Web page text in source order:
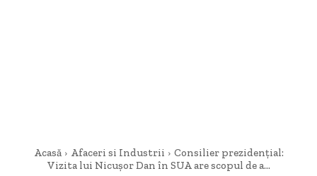
Acasă Afaceri si Industrii
Consilier prezidențial:
Vizita lui Nicușor Dan în SUA are scopul de a...